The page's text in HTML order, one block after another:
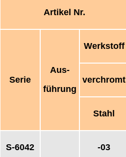
Artikel Nr.
Serie
Aus-
führung
Werkstoff
verchromt
Stahl
S-6042
-03